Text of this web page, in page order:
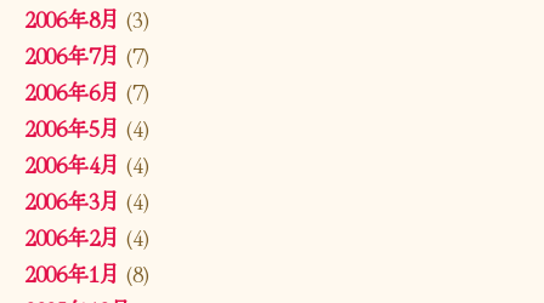
2006年8月 (3)
2006年7月 (7)
2006年6月 (7)
2006年5月 (4)
2006年4月 (4)
2006年3月 (4)
2006年2月 (4)
2006年1月 (8)